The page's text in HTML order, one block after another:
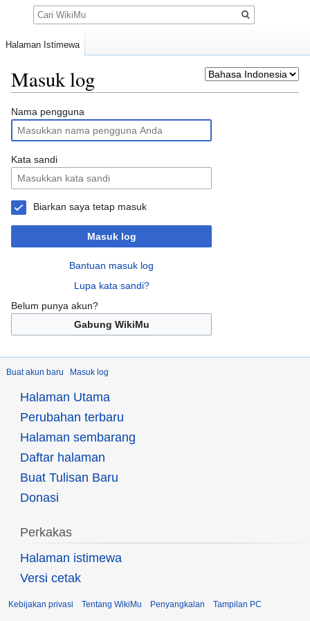
Masuk log
Loncat
ke
navigasi
Loncat
ke
pencarian
Nama pengguna
Kata sandi
Biarkan saya tetap masuk
Masuk log
Bantuan masuk log
Lupa kata sandi?
Belum punya akun?
Gabung WikiMu
Buat akun baru Masuk log
Halaman Istimewa
Pencarian
Halaman Utama
Perubahan terbaru
Halaman sembarang
Daftar halaman
Buat Tulisan Baru
Donasi
Perkakas
Halaman istimewa
Versi cetak
Kebijakan privasi Tentang WikiMu Penyangkalan Tampilan PC